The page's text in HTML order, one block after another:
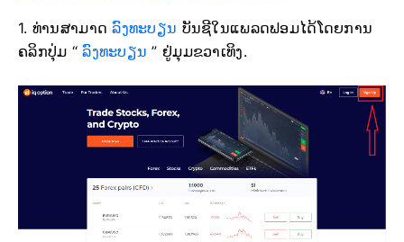
1. ທ່ານສາມາດລົງທະບຽນ ບັນຊີໃນແພລດຟອມໄດ້ໂດຍການ
ຄລິກປຸ່ມ “ລົງທະບຽນ ” ຢູ່ມຸມຂວາເທິງ.